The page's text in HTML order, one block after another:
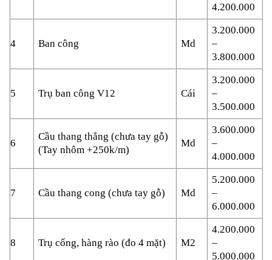
4.200.000
4 Ban công Md
3.200.000
–
3.800.000
5 Trụ ban công V12 Cái
3.200.000
–
3.500.000
6
Cầu thang thẳng (chưa tay gỗ)
(Tay nhôm +250k/m)
Md
3.600.000
–
4.000.000
7 Cầu thang cong (chưa tay gỗ) Md
5.200.000
–
6.000.000
8 Trụ cổng, hàng rào (đo 4 mặt) M2
4.200.000
–
5.000.000